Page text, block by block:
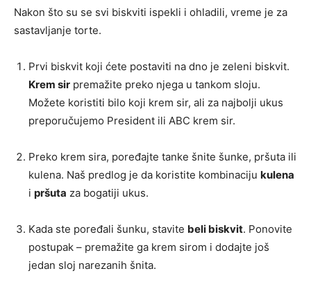
Nakon što su se svi biskviti ispekli i ohladili, vreme je za
sastavljanje torte.
Prvi biskvit koji ćete postaviti na dno je zeleni biskvit.
Krem sir premažite preko njega u tankom sloju.
Možete koristiti bilo koji krem sir, ali za najbolji ukus
preporučujemo President ili ABC krem sir.
Preko krem sira, poređajte tanke šnite šunke, pršuta ili
kulena. Naš predlog je da koristite kombinaciju kulena
i pršuta za bogatiji ukus.
Kada ste poređali šunku, stavite beli biskvit. Ponovite
postupak – premažite ga krem sirom i dodajte još
jedan sloj narezanih šnita.